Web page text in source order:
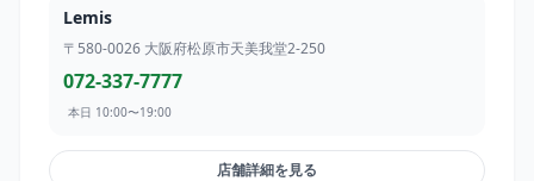
Lemis
〒580-0026 大阪府松原市天美我堂2-250
072-337-7777
本日 10:00〜19:00
店舗詳細を見る